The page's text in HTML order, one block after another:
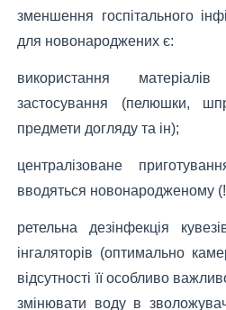
зменшення госпітального
для новонароджених є:
використання
застосування (пелюшки,
предмети догляду та ін);
централізоване
вводяться новонародженому
ретельна дезінфекція
інгаляторів (оптимально
відсутності її особливо
змінювати воду в